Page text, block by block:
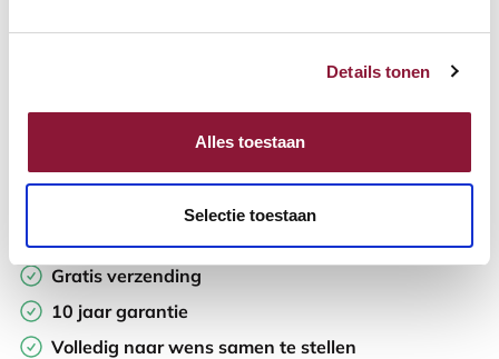
Details tonen
Alles toestaan
Selectie toestaan
direct een offerte op maat aan.
Offerte aanvragen
Toevoegen aan vergelijker
Gratis verzending
10 jaar garantie
Volledig naar wens samen te stellen